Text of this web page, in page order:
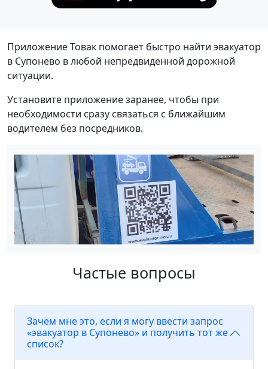
Приложение Товак помогает быстро найти эвакуатор
в Супонево в любой непредвиденной дорожной
ситуации.
Установите приложение заранее, чтобы при
необходимости сразу связаться с ближайшим
водителем без посредников.
Частые вопросы
Зачем мне это, если я могу ввести запрос
«эвакуатор в Супонево» и получить тот же
список?